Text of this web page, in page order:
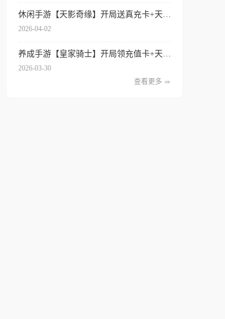
2026-04-02
2026-03-30
查看更多